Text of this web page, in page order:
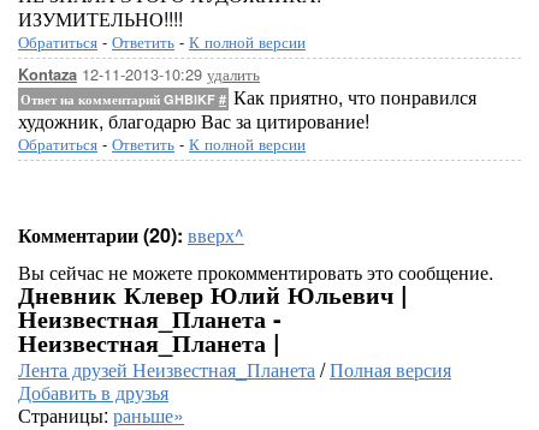
ИЗУМИТЕЛЬНО!!!!
Обратиться - Ответить - К полной версии
Kontaza 12-11-2013-10:29 удалить
Ответ на комментарий GHBIKF # Как приятно, что понравился
художник, благодарю Вас за цитирование!
Обратиться - Ответить - К полной версии
Комментарии (20): вверх^
Вы сейчас не можете прокомментировать это сообщение.
Дневник Клевер Юлий Юльевич |
Неизвестная_Планета -
Неизвестная_Планета |
Лента друзей Неизвестная_Планета/Полная версия
Добавить в друзья
Страницы: раньше»